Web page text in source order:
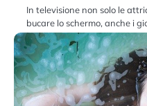
In televisione non solo le
bucare lo schermo, anche i